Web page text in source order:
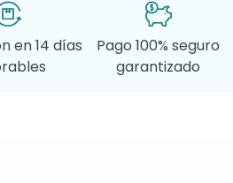
en 14 días
Pago 100% seguro
garantizado